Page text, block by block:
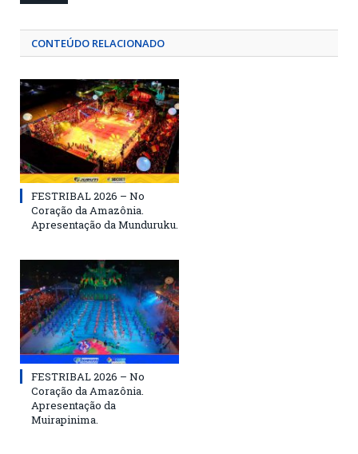
CONTEÚDO RELACIONADO
FESTRIBAL 2026 – No
Coração da Amazônia.
Apresentação da Munduruku.
FESTRIBAL 2026 – No
Coração da Amazônia.
Apresentação da
Muirapinima.